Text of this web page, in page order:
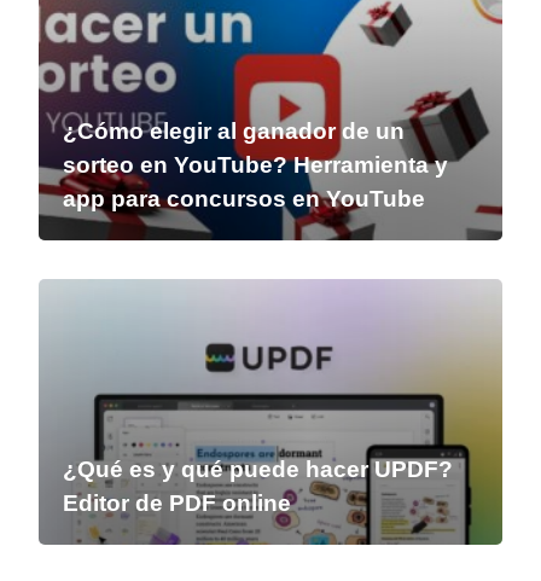
¿Cómo elegir al ganador de un
sorteo en YouTube? Herramienta y
app para concursos en YouTube
¿Qué es y qué puede hacer UPDF?
Editor de PDF online